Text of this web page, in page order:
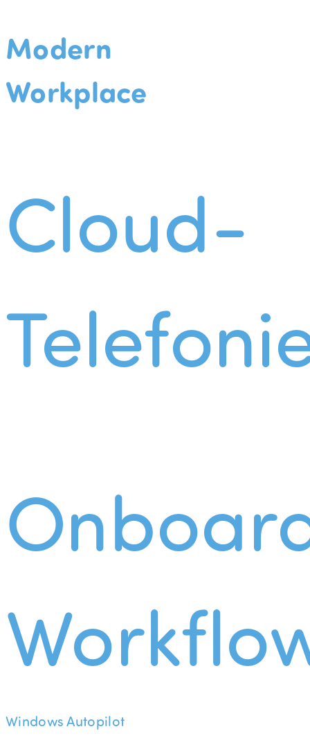
Modern
Workplace
Cloud-
Windows Autopilot